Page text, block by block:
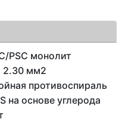
PSC монолит
2.30 мм2
противоспираль
на основе углерода